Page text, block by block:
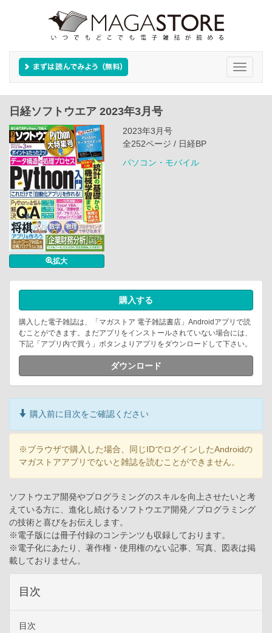
Toggle
日経ソフトウエア 2023年3月号
拡大
2023年3月号
全252ページ / 日経BP
パソコン・モバイル
購入する
購入した電子雑誌は、「マガストア 電子雑誌書店」Androidアプリで読
むことができます。まだアプリをインストールされていない場合には、
下記「アプリ内で買う」ボタンよりアプリをダウンロードして下さい。
ダウンロード
購入前に目次をご確認ください
※ブラウザで購入した場合、同じIDでログインしたAndroidの
マガストアアプリでないと雑誌を読むことができません。
ソフトウエア開発やプログラミングのスキルを向上させたいと考
えている方に、進化し続けるソフトウエア開発／プログラミング
の技術と喜びをお伝えします。
※電子版には冊子付録のコンテンツも収録しております。
※電子化にあたり、著作権・使用権のない記事、写真、図表は掲
載しておりません。
目次
目次